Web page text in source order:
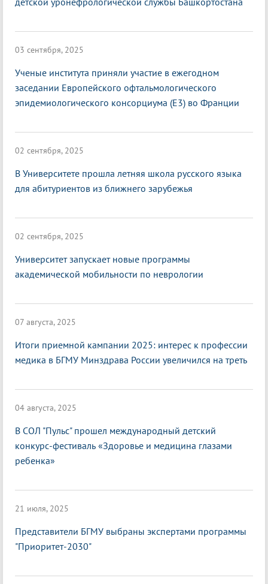
03 сентября, 2025
Ученые института приняли участие в ежегодном
заседании Европейского офтальмологического
эпидемиологического консорциума (E3) во Франции
02 сентября, 2025
В Университете прошла летняя школа русского языка
для абитуриентов из ближнего зарубежья
02 сентября, 2025
Университет запускает новые программы
академической мобильности по неврологии
07 августа, 2025
Итоги приемной кампании 2025: интерес к профессии
медика в БГМУ Минздрава России увеличился на треть
04 августа, 2025
В СОЛ "Пульс" прошел международный детский
конкурс-фестиваль «Здоровье и медицина глазами
ребенка»
21 июля, 2025
Представители БГМУ выбраны экспертами программы
"Приоритет-2030"